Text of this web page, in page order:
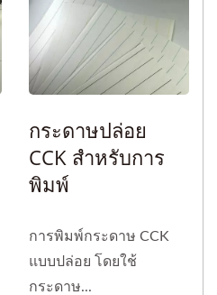
กระดาษปล่อย
CCK สำหรับการ
พิมพ์
การพิมพ์กระดาษ CCK
แบบปล่อย โดยใช้
กระดาษ...